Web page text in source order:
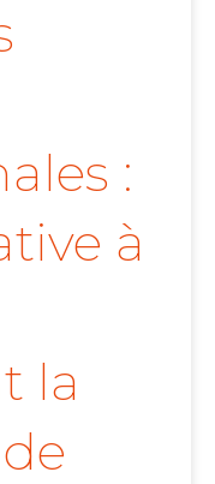
:
à
la